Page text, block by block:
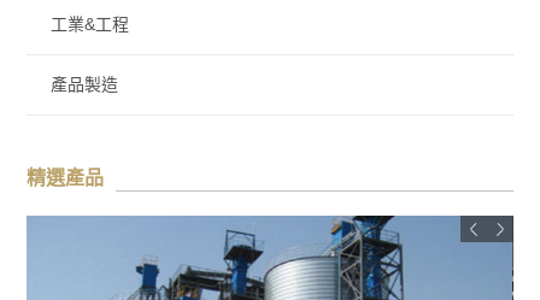
工業&工程
產品製造
精選產品